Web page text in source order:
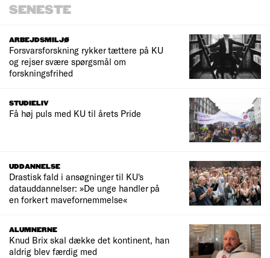
SENESTE
ARBEJDSMILJØ
Forsvarsforskning rykker tættere på KU
og rejser svære spørgsmål om
forskningsfrihed
STUDIELIV
Få høj puls med KU til årets Pride
UDDANNELSE
Drastisk fald i ansøgninger til KU's
datauddannelser: »De unge handler på
en forkert mavefornemmelse«
ALUMNERNE
Knud Brix skal dække det kontinent, han
aldrig blev færdig med